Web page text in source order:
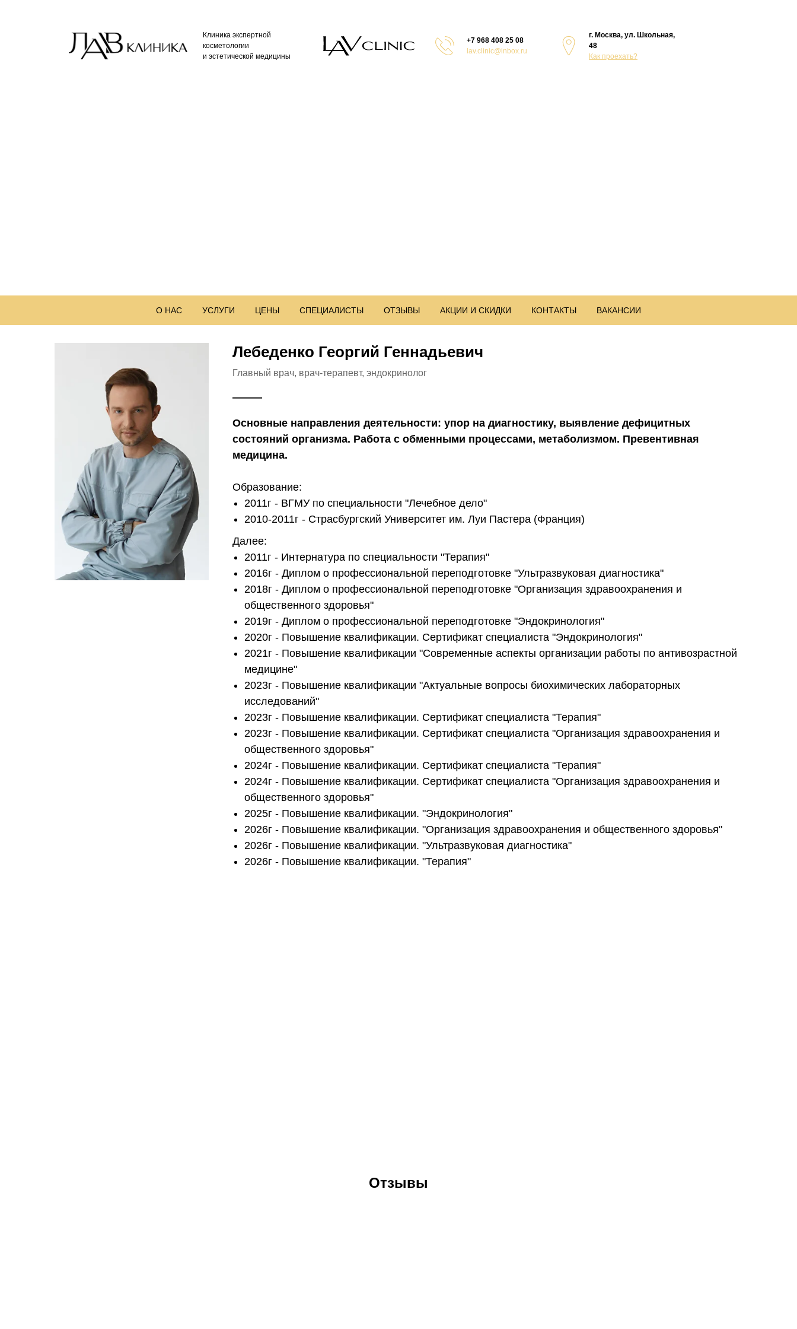
г. Москва, ул. Школьная,
48
Как проехать?
+7 968 408 25 08
lav.clinic@inbox.ru
Клиника экспертной
косметологии
и эстетической медицины
О НАС УСЛУГИ ЦЕНЫ СПЕЦИАЛИСТЫ ОТЗЫВЫ АКЦИИ И СКИДКИ КОНТАКТЫ ВАКАНСИИ
Лебеденко Георгий Геннадьевич
Главный врач, врач-терапевт, эндокринолог
Основные направления деятельности: упор на диагностику, выявление дефицитных
состояний организма. Работа с обменными процессами, метаболизмом. Превентивная
медицина.
Образование:
2011г - ВГМУ по специальности "Лечебное дело"
2010-2011г - Страсбургский Университет им. Луи Пастера (Франция)
Далее:
2011г - Интернатура по специальности "Терапия"
2016г - Диплом о профессиональной переподготовке "Ультразвуковая диагностика"
2018г - Диплом о профессиональной переподготовке "Организация здравоохранения и
общественного здоровья"
2019г - Диплом о профессиональной переподготовке "Эндокринология"
2020г - Повышение квалификации. Сертификат специалиста "Эндокринология"
2021г - Повышение квалификации "Современные аспекты организации работы по антивозрастной
медицине"
2023г - Повышение квалификации "Актуальные вопросы биохимических лабораторных
исследований"
2023г - Повышение квалификации. Сертификат специалиста "Терапия"
2023г - Повышение квалификации. Сертификат специалиста "Организация здравоохранения и
общественного здоровья"
2024г - Повышение квалификации. Сертификат специалиста "Терапия"
2024г - Повышение квалификации. Сертификат специалиста "Организация здравоохранения и
общественного здоровья"
2025г - Повышение квалификации. "Эндокринология"
2026г - Повышение квалификации. "Организация здравоохранения и общественного здоровья"
2026г - Повышение квалификации. "Ультразвуковая диагностика"
2026г - Повышение квалификации. "Терапия"
Отзывы